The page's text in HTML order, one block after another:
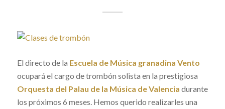
El directo de la Escuela de Música granadina Vento
ocupará el cargo de trombón solista en la prestigiosa
Orquesta del Palau de la Música de Valencia durante
los próximos 6 meses. Hemos querido realizarles una